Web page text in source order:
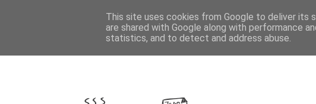
DESTINATIONS
This site uses cookies from Google to deliver its
are shared with Google along with performance
statistics, and to detect and address abuse.